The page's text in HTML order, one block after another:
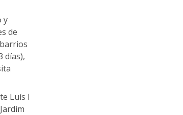
y
de
días),
Luís I